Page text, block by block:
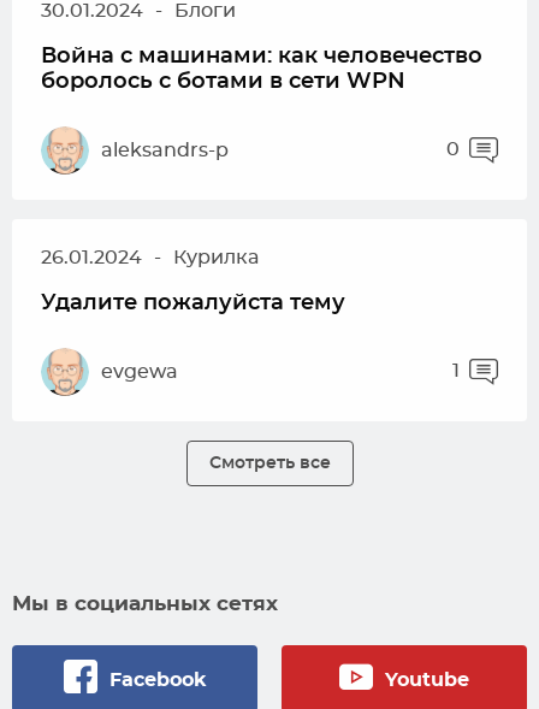
30.01.2024 - Блоги
Война с машинами: как человечество
боролось с ботами в сети WPN
aleksandrs-p 0
26.01.2024 - Курилка
Удалите пожалуйста тему
evgewa 1
Смотреть все
Мы в социальных сетях
Facebook Youtube